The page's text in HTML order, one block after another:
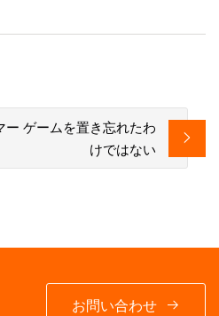
ゲームを置き忘れたわ
けではない
お問い合わせ